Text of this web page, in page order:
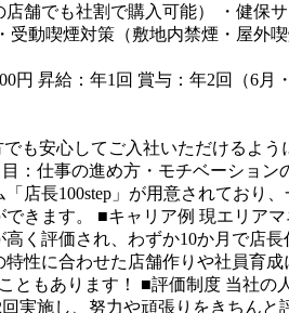
舗でも社割で購入可能）
・健保
・受動喫煙対策（敷地内禁煙・屋外
円 昇給：年1回 賞与：年2回（6月
でも安心してご入社いただけるよ
：仕事の進め方・モチベーション
「店長100step」が用意されており
きます。
■キャリア例 現エリアマ
く評価され、わずか10か月で店
特性に合わせた店舗作りや社員育成
ともあります！
■評価制度 当社の
実施し、努力や頑張りをきちんと